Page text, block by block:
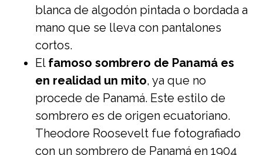
blanca de algodón pintada o bordada a
mano que se lleva con pantalones
cortos.
El famoso sombrero de Panamá es
en realidad un mito, ya que no
procede de Panamá. Este estilo de
sombrero es de origen ecuatoriano.
Theodore Roosevelt fue fotografiado
con un sombrero de Panamá en 1904